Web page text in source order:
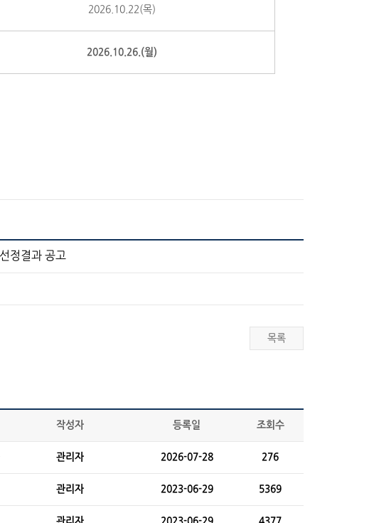
2026.10.22(목)
2026.10.26.(월)
정결과 공고
목록
작성자 등록일 조회수
관리자 2026-07-28 276
관리자 2023-06-29 5369